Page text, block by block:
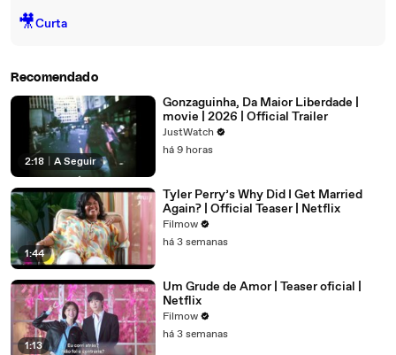
🎥Curta
Recomendado
2:18 A Seguir
Gonzaguinha, Da Maior Liberdade |
movie | 2026 | Official Trailer
JustWatch
há 9 horas
1:44
Tyler Perry’s Why Did I Get Married
Again? | Official Teaser | Netflix
Filmow
há 3 semanas
1:13
Um Grude de Amor | Teaser oficial |
Netflix
Filmow
há 3 semanas